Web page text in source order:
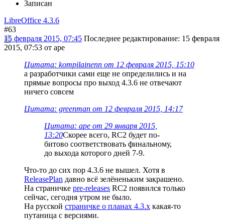
Записан
LibreOffice 4.3.6
#63
15 февраля 2015, 07:45 Последнее редактирование: 15 февраля
2015, 07:53 от ape
Цитата: kompilainenn от 12 февраля 2015, 15:10
а разработчики сами еще не определились и на
прямые вопросы про выход 4.3.6 не отвечают
ничего совсем
Цитата: greenman от 12 февраля 2015, 14:17
Цитата: ape от 29 января 2015,
13:20Скорее всего, RC2 будет по-
битово соответствовать финальному,
до выхода которого дней 7-9.
Что-то до сих пор 4.3.6 не вышел. Хотя в
ReleasePlan давно всё зелёненьким закрашено.
На страничке pre-releases RC2 появился только
сейчас, сегодня утром не было.
На русской страничке о планах 4.3.х какая-то
путаница с версиями.